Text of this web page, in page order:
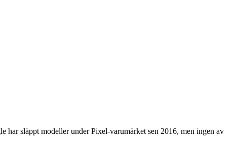
har släppt modeller under Pixel-varumärket sen 2016, men ingen av